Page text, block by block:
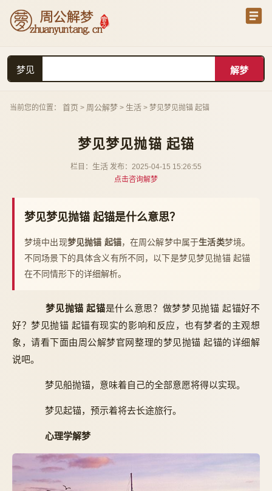
梦见
当前您的位置： 首页 > 周公解梦 > 生活 > 梦见梦见抛锚 起锚
梦见梦见抛锚 起锚
栏目： 生活 发布：2025-04-15 15:26:55
点击咨询解梦
梦见梦见抛锚 起锚是什么意思？
梦境中出现梦见抛锚 起锚，在周公解梦中属于生活类梦境。
不同场景下的具体含义有所不同，以下是梦见梦见抛锚 起锚
在不同情形下的详细解析。
梦见抛锚 起锚是什么意思？做梦梦见抛锚 起锚好不
好？梦见抛锚 起锚有现实的影响和反应，也有梦者的主观想
象，请看下面由周公解梦官网整理的梦见抛锚 起锚的详细解
说吧。
梦见船抛锚，意味着自己的全部意愿将得以实现。
梦见起锚，预示着将去长途旅行。
心理学解梦